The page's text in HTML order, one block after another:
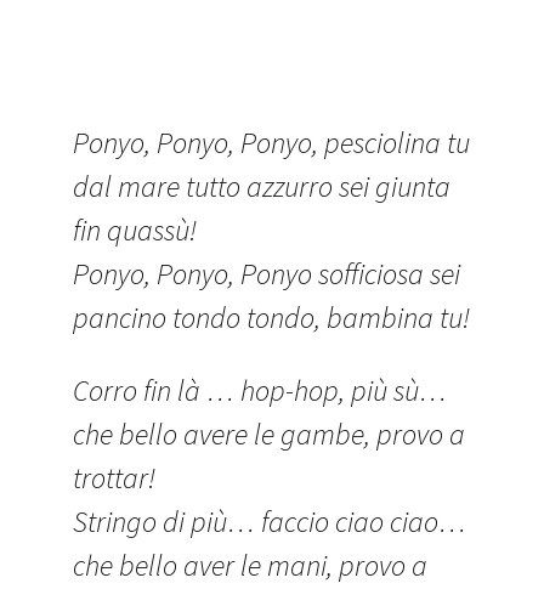
Ponyo, Ponyo, Ponyo, pesciolina tu
dal mare tutto azzurro sei giunta
fin quassù!
Ponyo, Ponyo, Ponyo sofficiosa sei
pancino tondo tondo, bambina tu!
Corro fin là … hop-hop, più sù…
che bello avere le gambe, provo a
trottar!
Stringo di più… faccio ciao ciao…
che bello aver le mani, provo a